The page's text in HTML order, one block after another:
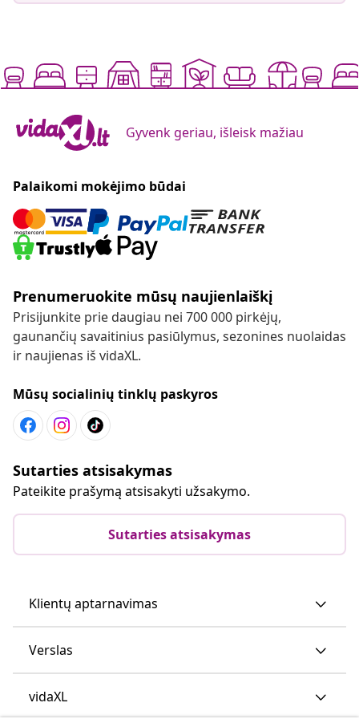
Gyvenk geriau, išleisk mažiau
Palaikomi mokėjimo būdai
Prenumeruokite mūsų naujienlaiškį
Prisijunkite prie daugiau nei 700 000 pirkėjų,
gaunančių savaitinius pasiūlymus, sezonines nuolaidas
ir naujienas iš vidaXL.
Mūsų socialinių tinklų paskyros
Sutarties atsisakymas
Pateikite prašymą atsisakyti užsakymo.
Sutarties atsisakymas
Klientų aptarnavimas
Verslas
vidaXL